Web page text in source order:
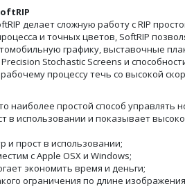
делает сложную работу с RIP
и точных цветов, SoftRIP
графику, выставочные
Stochastic Screens и
процессу течь со высокой
наиболее простой способ управлять
в использовании и показывает
и прост в использовании;
с Apple OSX и Windows;
экономить время и деньги;
ограничения по длине